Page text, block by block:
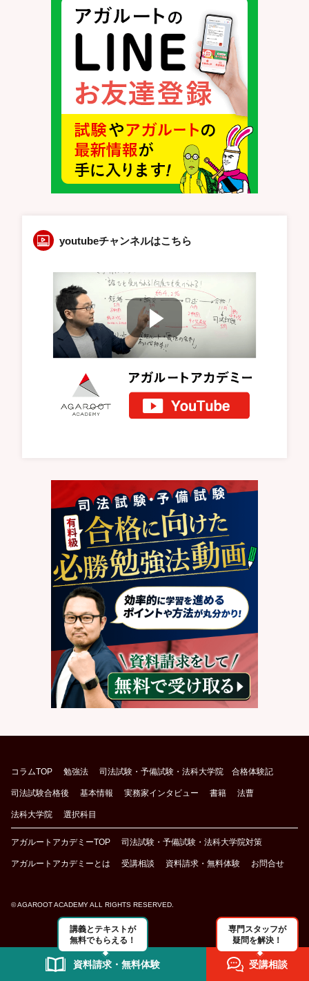
youtubeチャンネルはこちら
コラムTOP 勉強法 司法試験・予備試験・法科大学院 合格体験記
司法試験合格後 基本情報 実務家インタビュー 書籍 法曹
法科大学院 選択科目
アガルートアカデミーTOP 司法試験・予備試験・法科大学院対策
アガルートアカデミーとは 受講相談 資料請求・無料体験 お問合せ
© AGAROOT ACADEMY ALL RIGHTS RESERVED.
講義とテキストが
無料でもらえる！
資料請求・無料体験
専門スタッフが
疑問を解決！
受講相談